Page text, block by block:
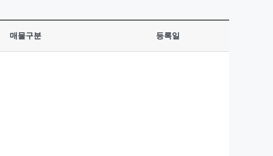
매물구분 등록일